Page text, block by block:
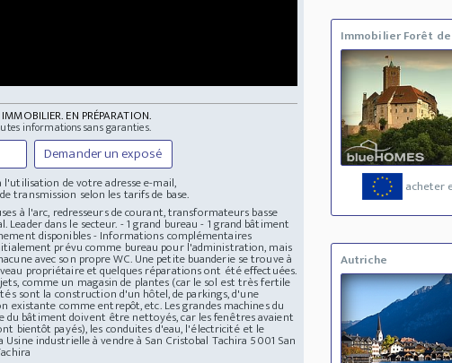
EN PRÉPARATION.
informations sans garanties.
Demander un exposé
de votre adresse e-mail,
transmission selon les tarifs de base.
à l'arc, redresseurs de courant, transformateurs basse
dans le secteur. - 1 grand bureau - 1 grand bâtiment
disponibles - Informations complémentaires
prévu comme bureau pour l'administration, mais
avec son propre WC. Une petite buanderie se trouve à
propriétaire et quelques réparations ont été effectuées.
comme un magasin de plantes (car le sol est très fertile
sont la construction d'un hôtel, de parkings, d'une
comme entrepôt, etc. Les grandes machines du
bâtiment doivent être nettoyés, car les fenêtres avaient
bientôt payés), les conduites d'eau, l'électricité et le
industrielle à vendre à San Cristobal Tachira 5001 San
Immobilier Forêt
acheter
Autriche